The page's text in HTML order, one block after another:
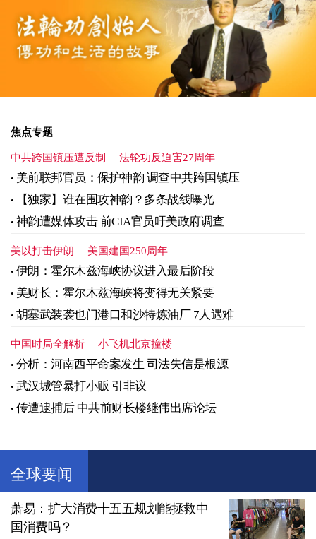
焦点专题
中共跨国镇压遭反制 法轮功反迫害27周年
美前联邦官员：保护神韵 调查中共跨国镇压
【独家】谁在围攻神韵？多条战线曝光
神韵遭媒体攻击 前CIA官员吁美政府调查
美以打击伊朗 美国建国250周年
伊朗：霍尔木兹海峡协议进入最后阶段
美财长：霍尔木兹海峡将变得无关紧要
胡塞武装袭也门港口和沙特炼油厂 7人遇难
中国时局全解析 小飞机北京撞楼
分析：河南西平命案发生 司法失信是根源
武汉城管暴打小贩 引非议
传遭逮捕后 中共前财长楼继伟出席论坛
全球要闻
萧易：扩大消费十五五规划能拯救中
国消费吗？